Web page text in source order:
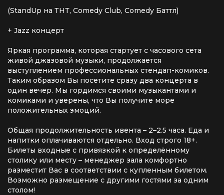
(StandUp на ТНТ, Comedy Club, Comedy Баттл)
+ Jazz концерт
Яркая программа, которая стартует с часового сета
живой джазовой музыки, продолжается
выступлением профессиональных стендап-комиков.
Таким образом Вы посетите сразу два концерта в
один вечер. Мы гордимся своими музыкантами и
комиками и уверены, что Вы получите море
положительных эмоций.
Общая продолжительность ивента – 2–2.5 часа. Еда и
напитки оплачиваются отдельно. Вход строго 18+.
Билеты входные с привязкой к определённому
столику или месту – менеджер зала комфортно
разместит Вас в соответствии с купленным билетом.
Возможно размещение с другими гостями за одним
столом!